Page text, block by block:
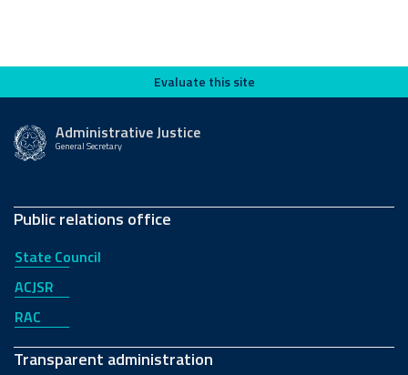
Evaluate this siteEvaluate this site
Administrative Justice
General Secretary
Public relations office
State Council
ACJSR
RAC
Transparent administration